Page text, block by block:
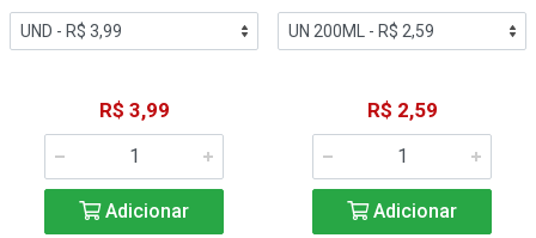
R$ 3,99
Adicionar
R$ 2,59
Adicionar